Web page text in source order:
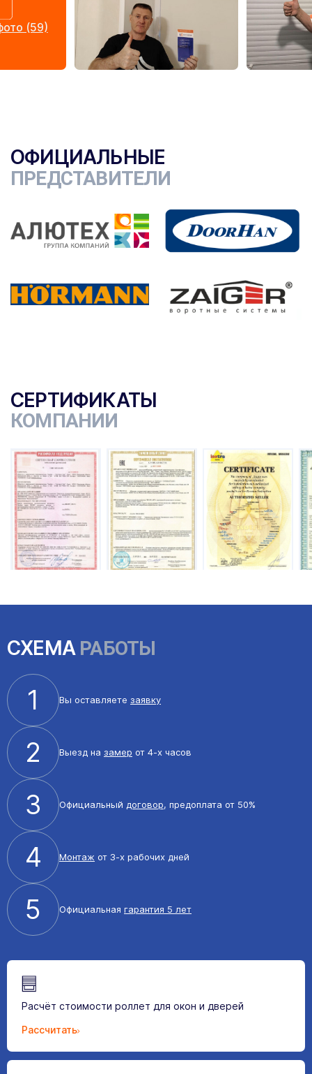
(59)
ОФИЦИАЛЬНЫЕ
ПРЕДСТАВИТЕЛИ
СЕРТИФИКАТЫ
КОМПАНИИ
СХЕМАРАБОТЫ
1 Вы оставляете заявку
2 Выезд на замер от 4-х часов
3 Официальный договор, предоплата от 50%
4 Монтаж от 3-х рабочих дней
5 Официальная гарантия 5 лет
Расчёт стоимости роллет для окон и дверей
Рассчитать